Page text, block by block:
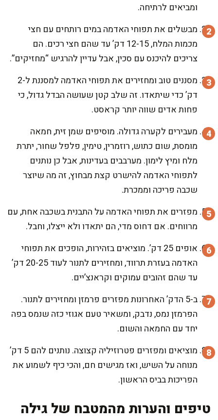
ומביאים לרתיחה.
מבשלים את תפוחי האדמה במים רותחים עם חצי
מכמות המלח, 12-15 דק’ עד שהם חצי רכים. הם
צריכים להיכנס עם סכין, אבל עדיין להרגיש “מחזיקים”.
מסננים טוב ומחזירים את תפוחי האדמה למסננת ל-2
דק’ כדי שיתאדו. זה שלב קטן שעושה הבדל גדול, כי
פחות אדים שווה יותר קראסט.
מעבירים לקערה גדולה. מוסיפים שמן זית, חמאה
מומסת, שום כתוש, רוזמרין, טימין, פלפל שחור, יתרת
מלח ומיץ לימון. מערבבים בעדינות, אבל כן נותנים
לתפוחי האדמה להישרט קצת מבחוץ, זה מה שיוצר
שכבה פריכה וממכרת.
מפזרים את תפוחי האדמה על התבנית בשכבה אחת, עם
מרווחים. אם דחוס מדי, הם יתאדו ולא ייצלו, וחבל.
אופים 25 דק’. מוציאים בזהירות, הופכים את תפוחי
האדמה בעזרת תרווד, ומחזירים לתנור לעוד 20-25 דק’
עד שהם זהובים עמוקים וקראנצ’יים.
ב-5 הדק’ האחרונות מפזרים פרמזן ומחזירים לתנור.
הפרמזן נמס, נדבק, ומשאיר טעם אגוזי כזה שנמס בפה
יחד עם החמאה והשום.
מוציאים ומפזרים פטרוזיליה קצוצה. נותנים להם 5 דק’
מנוחה על השיש, ואז מגישים חם, והכי כיף לשמוע את
הפריכות בביס הראשון.
טיפים והערות מהמטבח של גילה